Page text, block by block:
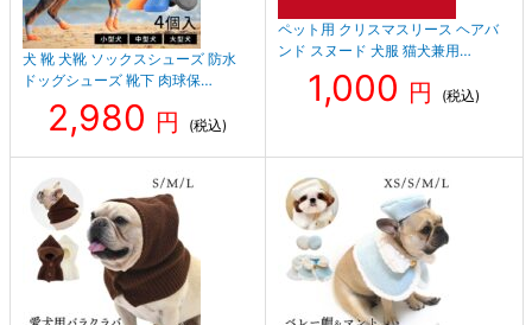
犬 靴 犬靴 ソックスシューズ 防水
ドッグシューズ 靴下 肉球保…
2,980 円 (税込)
ペット用 クリスマスリース ヘアバ
ンド スヌード 犬服 猫犬兼用…
1,000 円 (税込)